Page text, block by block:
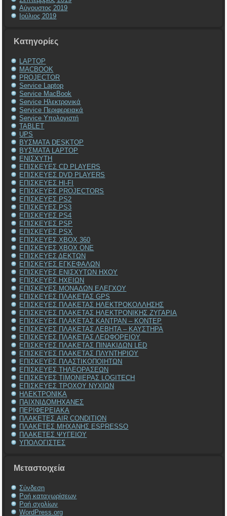
Αύγουστος 2019
Ιούλιος 2019
Kατηγορίες
LAPTOP
MACBOOK
PROJECTOR
Service Laptop
Service MacBook
Service Ηλεκτρονικά
Service Περιφερειακά
Service Υπολογιστή
TABLET
UPS
ΒΥΣΜΑΤΑ DESKTOP
ΒΥΣΜΑΤΑ LAPTOP
ΕΝΙΣΧΥΤΗ
ΕΠΙΣΚΕΥΕΣ CD PLAYERS
ΕΠΙΣΚΕΥΕΣ DVD PLAYERS
ΕΠΙΣΚΕΥΕΣ HI-FI
ΕΠΙΣΚΕΥΕΣ PROJECTORS
ΕΠΙΣΚΕΥΕΣ PS2
ΕΠΙΣΚΕΥΕΣ PS3
ΕΠΙΣΚΕΥΕΣ PS4
ΕΠΙΣΚΕΥΕΣ PSP
ΕΠΙΣΚΕΥΕΣ PSX
ΕΠΙΣΚΕΥΕΣ XBOX 360
ΕΠΙΣΚΕΥΕΣ XBOX ONE
ΕΠΙΣΚΕΥΕΣ ΔΕΚΤΩΝ
ΕΠΙΣΚΕΥΕΣ ΕΓΚΕΦΑΛΩΝ
ΕΠΙΣΚΕΥΕΣ ΕΝΙΣΧΥΤΩΝ ΗΧΟΥ
ΕΠΙΣΚΕΥΕΣ ΗΧΕΙΩΝ
ΕΠΙΣΚΕΥΕΣ ΜΟΝΑΔΩΝ ΕΛΕΓΧΟΥ
ΕΠΙΣΚΕΥΕΣ ΠΛΑΚΕΤΑΣ GPS
ΕΠΙΣΚΕΥΕΣ ΠΛΑΚΕΤΑΣ ΗΛΕΚΤΡΟΚΟΛΛΗΣΗΣ
ΕΠΙΣΚΕΥΕΣ ΠΛΑΚΕΤΑΣ ΗΛΕΚΤΡΟΝΙΚΗΣ ΖΥΓΑΡΙΑ
ΕΠΙΣΚΕΥΕΣ ΠΛΑΚΕΤΑΣ ΚΑΝΤΡΑΝ – ΚΟΝΤΕΡ
ΕΠΙΣΚΕΥΕΣ ΠΛΑΚΕΤΑΣ ΛΕΒΗΤΑ – ΚΑΥΣΤΗΡΑ
ΕΠΙΣΚΕΥΕΣ ΠΛΑΚΕΤΑΣ ΛΕΩΦΟΡΕΙΟΥ
ΕΠΙΣΚΕΥΕΣ ΠΛΑΚΕΤΑΣ ΠΙΝΑΚΙΔΩΝ LED
ΕΠΙΣΚΕΥΕΣ ΠΛΑΚΕΤΑΣ ΠΛΥΝΤΗΡΙΟΥ
ΕΠΙΣΚΕΥΕΣ ΠΛΑΣΤΙΚΟΠΟΙΗΤΩΝ
ΕΠΙΣΚΕΥΕΣ ΤΗΛΕΟΡΑΣΕΩΝ
ΕΠΙΣΚΕΥΕΣ ΤΙΜΟΝΙΕΡΑΣ LOGITECH
ΕΠΙΣΚΕΥΕΣ ΤΡΟΧΟΥ ΝΥΧΙΩΝ
ΗΛΕΚΤΡΟΝΙΚΑ
ΠΑΙΧΝΙΔΟΜΗΧΑΝΕΣ
ΠΕΡΙΦΕΡΕΙΑΚΑ
ΠΛΑΚΕΤΕΣ AIR CONDITION
ΠΛΑΚΕΤΕΣ ΜΗΧΑΝΗΣ ESPRESSO
ΠΛΑΚΕΤΕΣ ΨΥΓΕΙΟΥ
ΥΠΟΛΟΓΙΣΤΕΣ
Μεταστοιχεία
Σύνδεση
Ροή καταχωρίσεων
Ροή σχολίων
WordPress.org